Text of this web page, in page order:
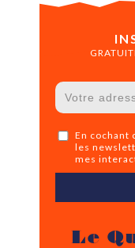
En cochant
les
mes
Le